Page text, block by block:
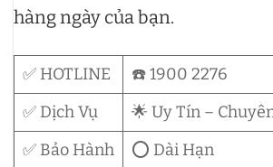
hàng ngày của bạn.
✅ HOTLINE
☎️ 1900 2276
✅ Dịch Vụ
🌟 Uy Tín –
✅ Bảo Hành
⭕ Dài Hạn